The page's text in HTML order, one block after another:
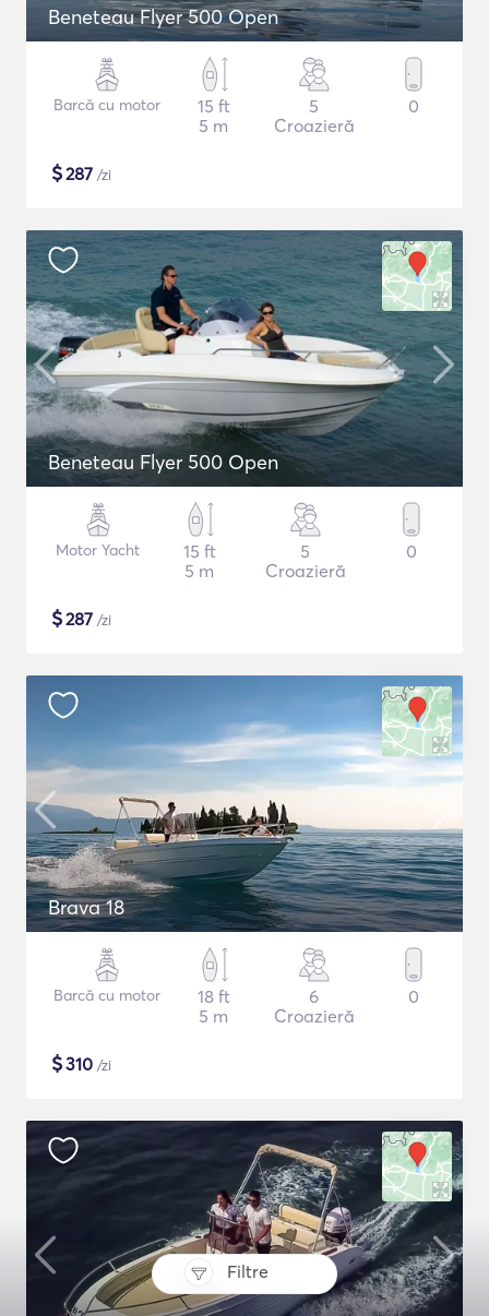
Filtre
Beneteau Flyer 500 Open
Barcă cu motor
15 ft
5 m
5
Croazieră
0
$287 /zi
Beneteau Flyer 500 Open
Motor Yacht
15 ft
5 m
5
Croazieră
0
$287 /zi
Brava 18
Barcă cu motor
18 ft
5 m
6
Croazieră
0
$310 /zi